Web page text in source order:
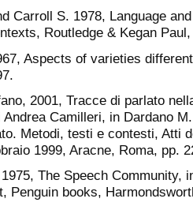
Carroll S. 1978, Language
Routledge & Kegan
Aspects of varieties
2001, Tracce di parlato
Camilleri, in Dardano
Metodi, testi e contesti, Atti
1999, Aracne, Roma, pp.
The Speech Community,
Penguin books,